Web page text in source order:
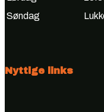
Søndag
Nyttige links